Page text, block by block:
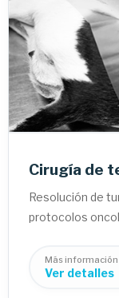
Reparación
Ligamento
Displasia de
Cirugía de
Resolución de
protocolos
Más información
Ver detalles